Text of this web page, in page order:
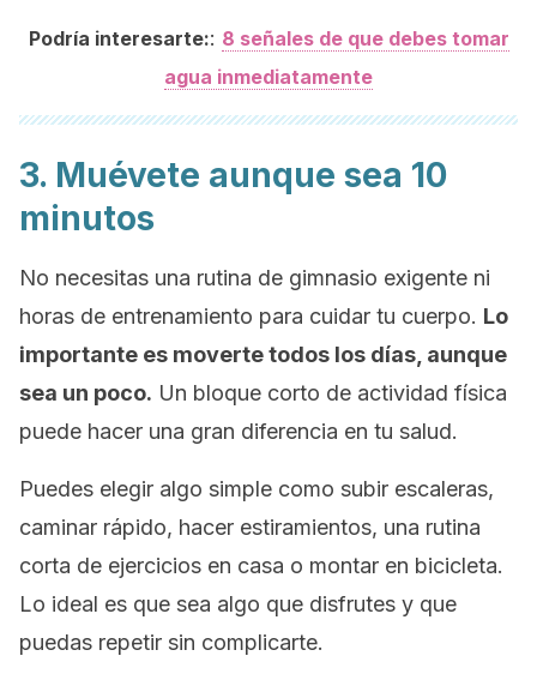
Podría interesarte:: 8 señales de que debes tomar
agua inmediatamente
3. Muévete aunque sea 10
minutos
No necesitas una rutina de gimnasio exigente ni
horas de entrenamiento para cuidar tu cuerpo. Lo
importante es moverte todos los días, aunque
sea un poco. Un bloque corto de actividad física
puede hacer una gran diferencia en tu salud.
Puedes elegir algo simple como subir escaleras,
caminar rápido, hacer estiramientos, una rutina
corta de ejercicios en casa o montar en bicicleta.
Lo ideal es que sea algo que disfrutes y que
puedas repetir sin complicarte.